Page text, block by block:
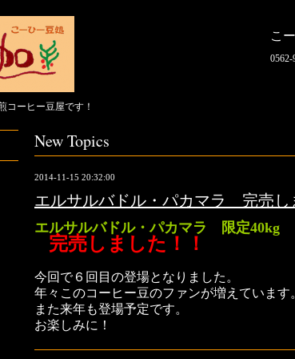
こ
0562-
コーヒー豆屋です！
New Topics
2014-11-15 20:32:00
エルサルバドル・パカマラ 完売し
エルサルバドル・パカマラ 限定40kg
完売しました！！
今回で６回目の登場となりました。
年々このコーヒー豆のファンが増えています
また来年も登場予定です。
お楽しみに！